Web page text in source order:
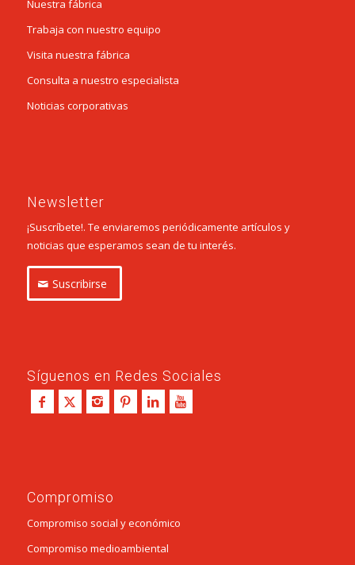
Nuestra fábrica
Trabaja con nuestro equipo
Visita nuestra fábrica
Consulta a nuestro especialista
Noticias corporativas
Newsletter
¡Suscríbete!. Te enviaremos periódicamente artículos y
noticias que esperamos sean de tu interés.
Suscribirse
Síguenos en Redes Sociales
Compromiso
Compromiso social y económico
Compromiso medioambiental